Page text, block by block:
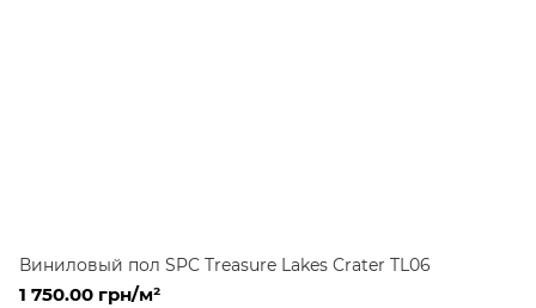
Виниловый пол SPC Treasure Lakes Crater TL06
1 750.00 грн/м²